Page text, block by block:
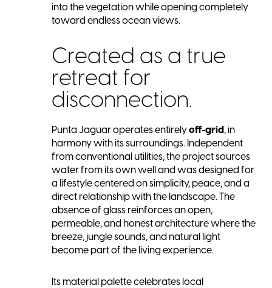
into the vegetation while opening completely
toward endless ocean views.
Created as a true
retreat for
disconnection.
Punta Jaguar operates entirelyoff-grid , in
harmony with its surroundings. Independent
from conventional utilities, the project sources
water from its own well and was designed for
a lifestyle centered on simplicity, peace, and a
direct relationship with the landscape. The
absence of glass reinforces an open,
permeable, and honest architecture where the
breeze, jungle sounds, and natural light
become part of the living experience.
Its material palette celebrates local